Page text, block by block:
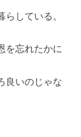
している。
を忘れたかに
良いのじゃな